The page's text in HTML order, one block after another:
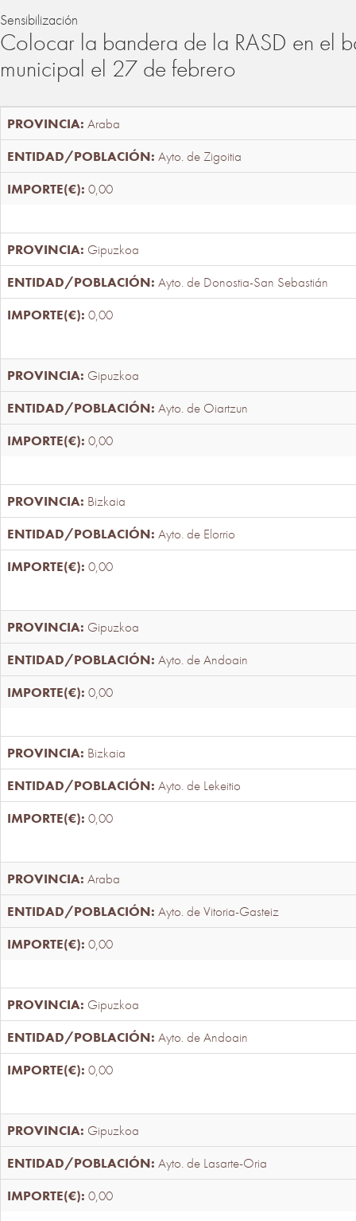
Sensibilización
Colocar la bandera de la RASD en el
municipal el 27 de febrero
Araba
Ayto. de Zigoitia
0,00
Gipuzkoa
Ayto. de Donostia-San Sebastián
0,00
Gipuzkoa
Ayto. de Oiartzun
0,00
Bizkaia
Ayto. de Elorrio
0,00
Gipuzkoa
Ayto. de Andoain
0,00
Bizkaia
Ayto. de Lekeitio
0,00
Araba
Ayto. de Vitoria-Gasteiz
0,00
Gipuzkoa
Ayto. de Andoain
0,00
Gipuzkoa
Ayto. de Lasarte-Oria
0,00